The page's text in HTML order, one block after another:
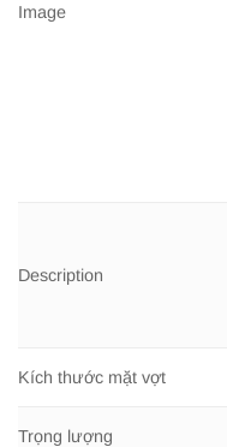
Image
Description
Kích thước mặt vợt
Trọng lượng